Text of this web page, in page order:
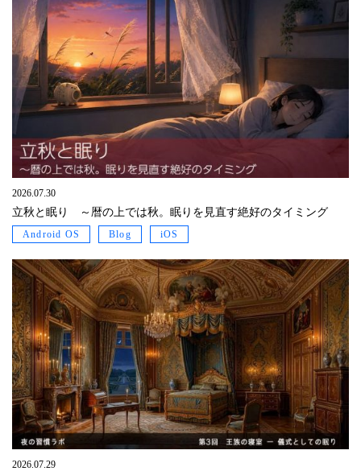
2026.07.30
立秋と眠り ～暦の上では秋。眠りを見直す絶好のタイミング
Android OS Blog iOS
2026.07.29